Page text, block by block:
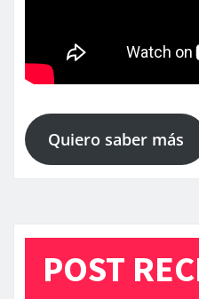
Quiero saber más
POST